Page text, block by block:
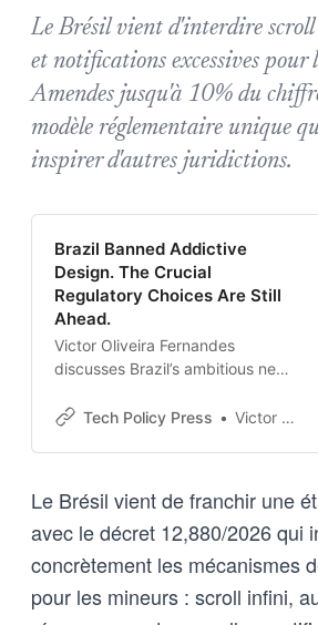
Le Brésil vient d'interdire
et notifications excessives pour
Amendes jusqu'à 10% du
modèle réglementaire unique
inspirer d'autres juridictions.
Brazil Banned Addictive
Design. The Crucial
Regulatory Choices Are Still
Ahead.
Victor Oliveira Fernandes
discusses Brazil’s ambitious new
addictive design and the
Tech Policy Press Victor Oliveira Fernandes
Le Brésil vient de franchir une
avec le décret 12,880/2026 qui
concrètement les mécanismes
pour les mineurs : scroll infini,